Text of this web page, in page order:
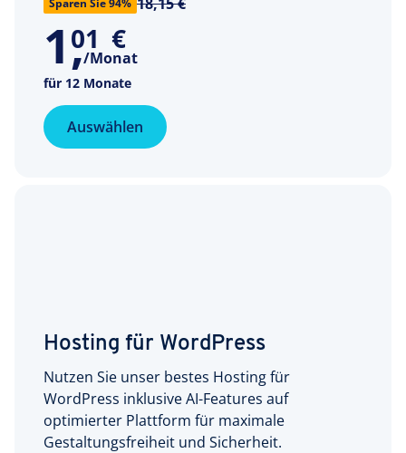
Sparen Sie 94%
1,
01 €
/Monat
für 12 Monate
Auswählen
Hosting für WordPress
Nutzen Sie unser bestes Hosting für
WordPress inklusive AI-Features auf
optimierter Plattform für maximale
Gestaltungsfreiheit und Sicherheit.